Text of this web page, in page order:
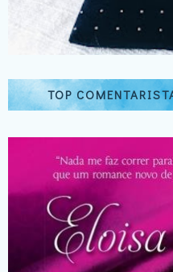
TOP